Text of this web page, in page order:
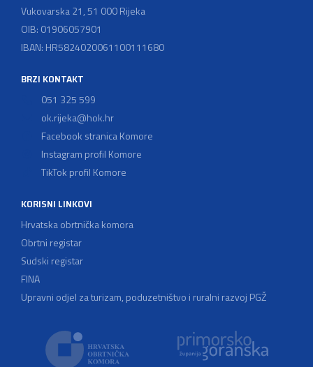
Vukovarska 21, 51 000 Rijeka
OIB: 01906057901
IBAN: HR5824020061100111680
BRZI KONTAKT
051 325 599
ok.rijeka@hok.hr
Facebook stranica Komore
Instagram profil Komore
TikTok profil Komore
KORISNI LINKOVI
Hrvatska obrtnička komora
Obrtni registar
Sudski registar
FINA
Upravni odjel za turizam, poduzetništvo i ruralni razvoj PGŽ